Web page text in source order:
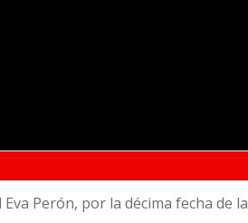
Eva Perón, por la décima fecha de la